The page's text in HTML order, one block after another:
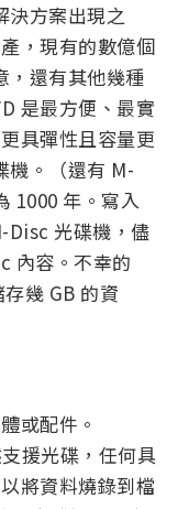
決方案出現之
，現有的數億個
，還有其他幾種
是最方便、最實
具彈性且容量更
機。（還有 M-
1000 年。寫入
Disc 光碟機，儘
內容。不幸的
幾 GB 的資
或配件。
援光碟，任何具
將資料燒錄到檔